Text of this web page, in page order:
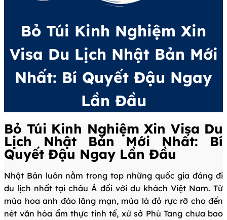
Bỏ Túi Kinh Nghiệm Xin
Visa Du Lịch Nhật Bản Mới
Nhất: Bí Quyết Đậu Ngay
Lần Đầu
Bỏ Túi Kinh Nghiệm Xin Visa Du
Lịch Nhật Bản Mới Nhất: Bí
Quyết Đậu Ngay Lần Đầu
Nhật Bản luôn nằm trong top những quốc gia đáng đi
du lịch nhất tại châu Á đối với du khách Việt Nam. Từ
mùa hoa anh đào lãng mạn, mùa lá đỏ rực rỡ cho đến
nét văn hóa ẩm thực tinh tế, xứ sở Phù Tang chưa bao